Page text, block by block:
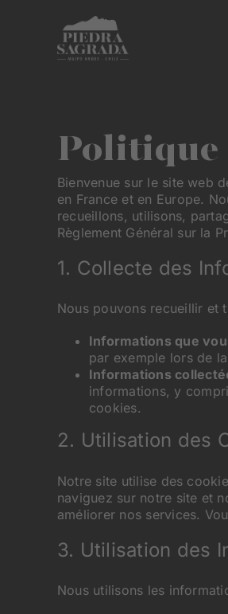
Politique
Bienvenue sur le site web
en France et en Europe.
recueillons, utilisons,
Règlement Général sur la
1. Collecte des
Nous pouvons recueillir et
Informations que
par exemple lors de
Informations
informations, y
cookies.
2. Utilisation des
Notre site utilise des
naviguez sur notre site et
améliorer nos services.
3. Utilisation des
Nous utilisons les